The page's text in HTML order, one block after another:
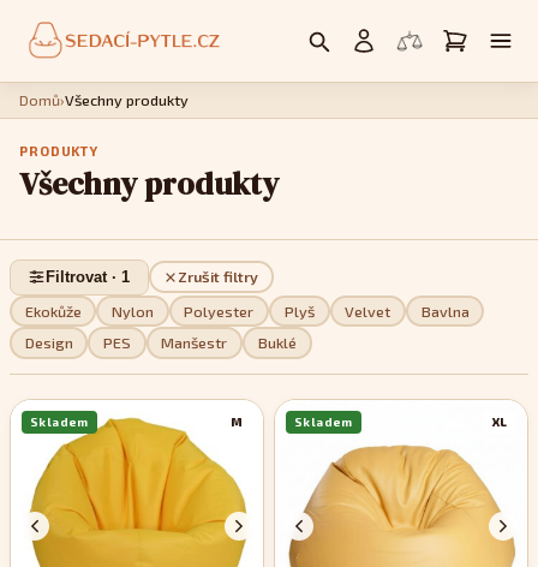
Domů›Všechny produkty
PRODUKTY
Všechny produkty
Ekokůže Nylon Polyester Plyš Velvet
Bavlna
Design
PES Manšestr Buklé
Zrušit filtry
Filtrovat · 1
M
Skladem XL
Skladem